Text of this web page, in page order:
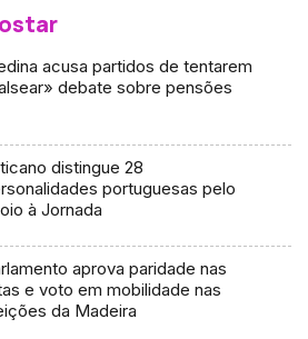
acusa partidos de tentarem
debate sobre pensões
distingue 28
portuguesas pelo
à Jornada
aprova paridade nas
e voto em mobilidade nas
da Madeira